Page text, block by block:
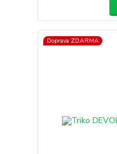
Doprava ZDARMA